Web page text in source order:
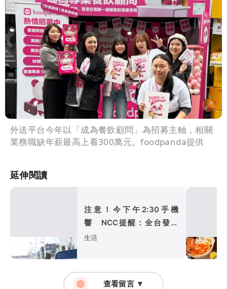
外送平台今年以「成為餐飲顧問」為招募主軸，相關
業務職缺年薪最高上看300萬元。foodpanda提供
延伸閱讀
注意！今下午2:30手機
響 NCC提醒：全台發送
演習預告
生活
查看留言 ▼